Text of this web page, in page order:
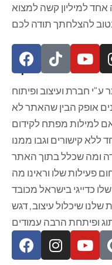
למיליון קשה למצוא
להצלחתך תודה לכם
על הפרויקט
ע"י חברת ועיצוב ופיתוח
אופק הבין שהאתר לא
למילות מפתח לקידום
ללא קישורים וגבו ממנו
ומה שכלל בתוך האתר
פעילות שלו וראינו מה
כדייגי בישראל מכובד
שיכלול עיצוב, דגש
ופיתחת הרבה עמודים